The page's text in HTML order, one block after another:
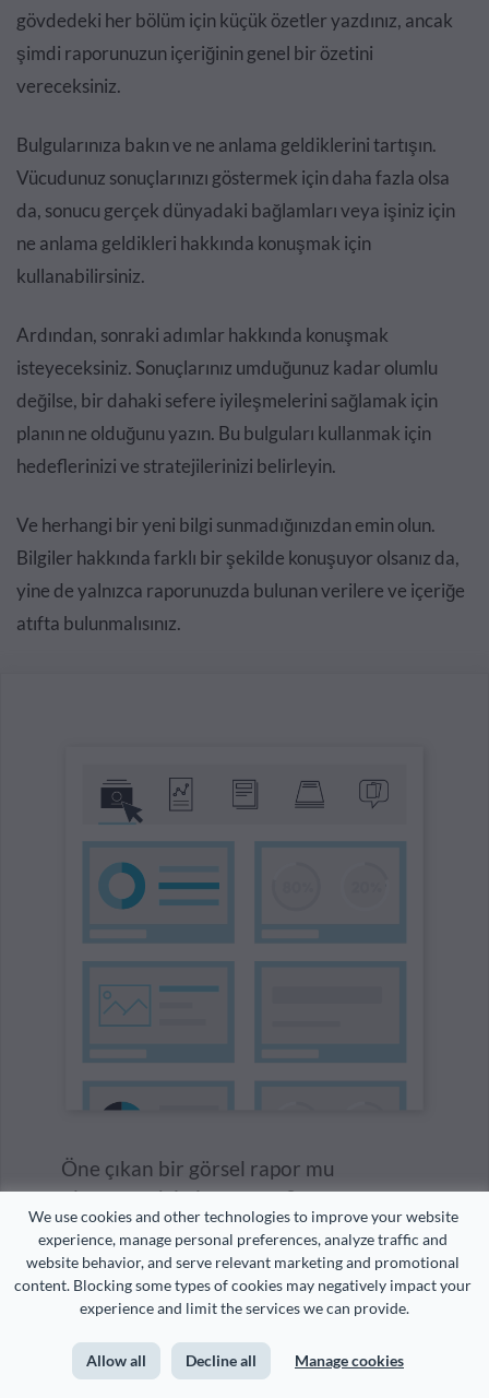
We use cookies and other technologies to improve your website
experience, manage personal preferences, analyze traffic and
website behavior, and serve relevant marketing and promotional
content. Blocking some types of cookies may negatively impact your
experience and limit the services we can provide.
Allow all Decline all Manage cookies
gövdedeki her bölüm için küçük özetler yazdınız, ancak
şimdi raporunuzun içeriğinin genel bir özetini
vereceksiniz.
Bulgularınıza bakın ve ne anlama geldiklerini tartışın.
Vücudunuz sonuçlarınızı göstermek için daha fazla olsa
da, sonucu gerçek dünyadaki bağlamları veya işiniz için
ne anlama geldikleri hakkında konuşmak için
kullanabilirsiniz.
Ardından, sonraki adımlar hakkında konuşmak
isteyeceksiniz. Sonuçlarınız umduğunuz kadar olumlu
değilse, bir dahaki sefere iyileşmelerini sağlamak için
planın ne olduğunu yazın. Bu bulguları kullanmak için
hedeflerinizi ve stratejilerinizi belirleyin.
Ve herhangi bir yeni bilgi sunmadığınızdan emin olun.
Bilgiler hakkında farklı bir şekilde konuşuyor olsanız da,
yine de yalnızca raporunuzda bulunan verilere ve içeriğe
atıfta bulunmalısınız.
Öne çıkan bir görsel rapor mu
oluşturmak istiyorsunuz?
Profesyonelce tasarlanmış düzinelerce şablondan
seçin
Animasyonlu grafikler oluşturun ve istatistikleri ve
rakamları yaratıcı bir şekilde görselleştirin
Her şeyi marka imajınıza ve içerik ihtiyaçlarınıza